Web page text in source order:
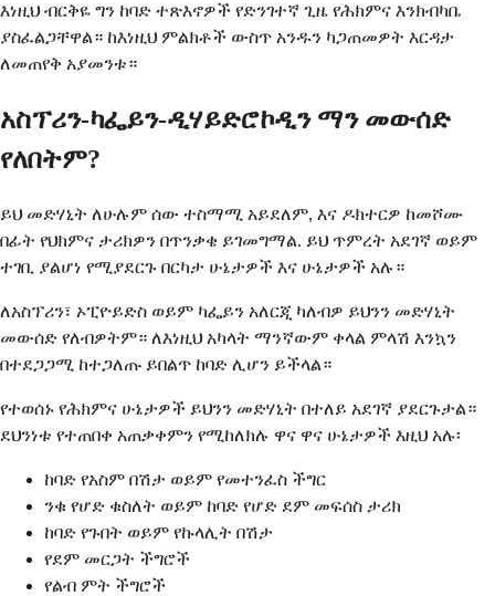
እነዚህ ብርቅዬ ግን ከባድ ተጽእኖዎች የድንገተኛ ጊዜ የሕክምና እንክብካቤ
ያስፈልጋቸዋል። ከእነዚህ ምልክቶች ውስጥ አንዱን ካጋጠመዎት እርዳታ
ለመጠየቅ አያመንቱ።
አስፕሪን-ካፌይን-ዲሃይድሮኮዲን ማን መውሰድ
የለበትም?
ይህ መድሃኒት ለሁሉም ሰው ተስማሚ አይደለም, እና ዶክተርዎ ከመሾሙ
በፊት የህክምና ታሪክዎን በጥንቃቄ ይገመግማል. ይህ ጥምረት አደገኛ ወይም
ተገቢ ያልሆነ የሚያደርጉ በርካታ ሁኔታዎች እና ሁኔታዎች አሉ።
ለአስፕሪን፣ ኦፒዮይድስ ወይም ካፌይን አለርጂ ካለብዎ ይህንን መድሃኒት
መውሰድ የለብዎትም። ለእነዚህ አካላት ማንኛውም ቀላል ምላሽ እንኳን
በተደጋጋሚ ከተጋለጡ ይበልጥ ከባድ ሊሆን ይችላል።
የተወሰኑ የሕክምና ሁኔታዎች ይህንን መድሃኒት በተለይ አደገኛ ያደርጉታል።
ደህንነቱ የተጠበቀ አጠቃቀምን የሚከለክሉ ዋና ዋና ሁኔታዎች እዚህ አሉ፡
ከባድ የአስም በሽታ ወይም የመተንፈስ ችግር
ንቁ የሆድ ቁስለት ወይም ከባድ የሆድ ደም መፍሰስ ታሪክ
ከባድ የጉበት ወይም የኩላሊት በሽታ
የደም መርጋት ችግሮች
የልብ ምት ችግሮች